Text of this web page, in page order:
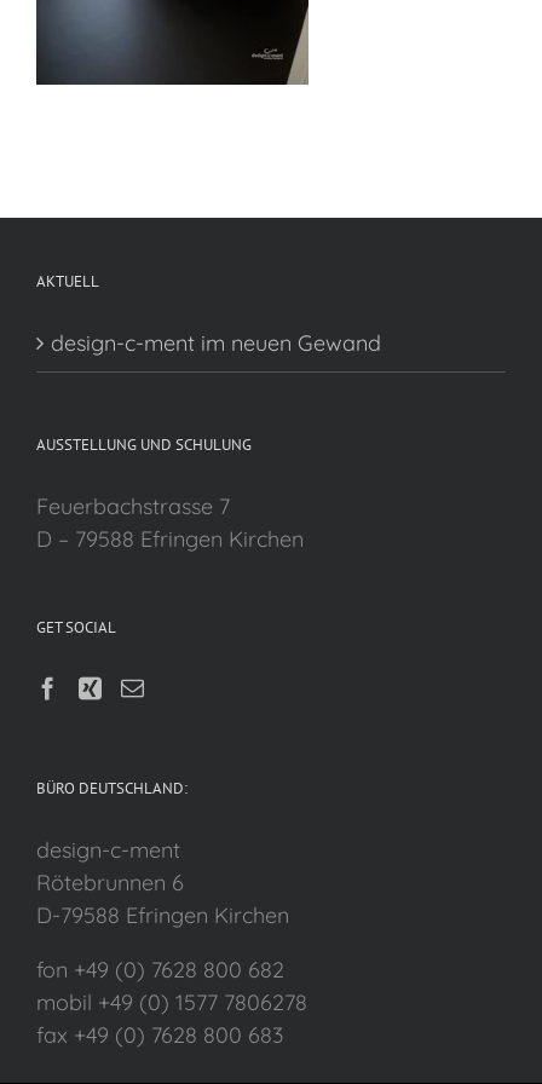
AKTUELL
design-c-ment im neuen Gewand
AUSSTELLUNG UND SCHULUNG
Feuerbachstrasse 7
D – 79588 Efringen Kirchen
GET SOCIAL
BÜRO DEUTSCHLAND:
design-c-ment
Rötebrunnen 6
D-79588 Efringen Kirchen
fon +49 (0) 7628 800 682
mobil +49 (0) 1577 7806278
fax +49 (0) 7628 800 683